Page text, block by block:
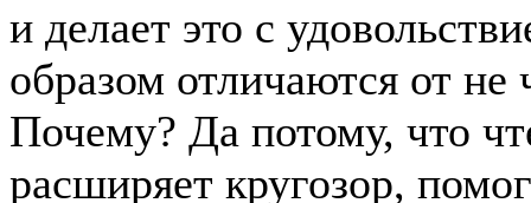
и делает это с
образом отличаются от
Почему? Да потому, что
расширяет кругозор,